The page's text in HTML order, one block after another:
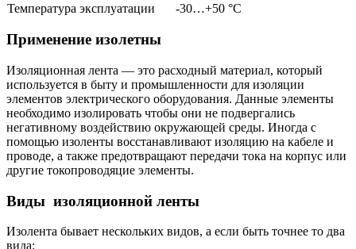
Температура эксплуатации
-30…+50 °C
Применение изолетны
Изоляционная лента — это расходный материал, который
используется в быту и промышленности для изоляции
элементов электрического оборудования. Данные элементы
необходимо изолировать чтобы они не подвергались
негативному воздействию окружающей среды. Иногда с
помощью изоленты восстанавливают изоляцию на кабеле и
проводе, а также предотвращают передачи тока на корпус или
другие токопроводяцие элементы.
Виды изоляционной ленты
Изолента бывает нескольких видов, а если быть точнее то два
вида: